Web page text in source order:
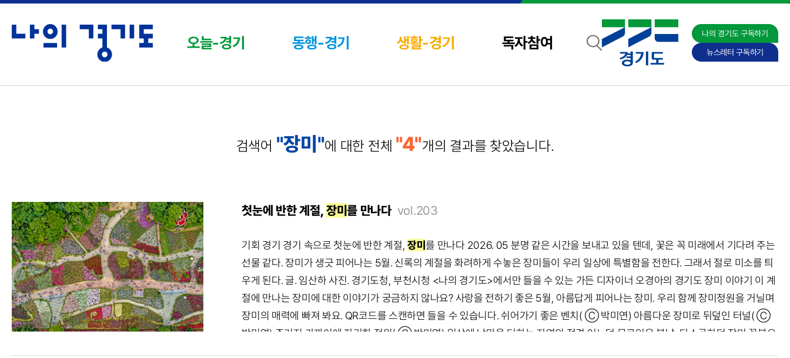
오늘-경기 동행-경기 생활-경기 독자참여
나의 경기도 구독하기
뉴스레터 구독하기
검색어 "장미"에 대한 전체 "4"개의 결과를 찾았습니다.
첫눈에 반한 계절, 장미를 만나다 vol.203
기회 경기 경기 속으로 첫눈에 반한 계절, 장미를 만나다 2026. 05 분명 같은 시간을 보내고 있을 텐데, 꽃은 꼭 미래에서 기다려 주는
선물 같다. 장미가 생긋 피어나는 5월. 신록의 계절을 화려하게 수놓은 장미들이 우리 일상에 특별함을 전한다. 그래서 절로 미소를 틔
우게 된다. 글. 임산하 사진. 경기도청, 부천시청 <나의 경기도>에서만 들을 수 있는 가든 디자이너 오경아의 경기도 장미 이야기 이 계
절에 만나는 장미에 대한 이야기가 궁금하지 않나요? 사랑을 전하기 좋은 5월, 아름답게 피어나는 장미. 우리 함께 장미정원을 거닐며
장미의 매력에 빠져 봐요. QR코드를 스캔하면 들을 수 있습니다. 쉬어가기 좋은 벤치( Ⓒ 박미연) 아름다운 장미로 뒤덮인 터널( Ⓒ
박미연) 주거지 가까이에 자리한 정원( Ⓒ 박미연) 일상에 낭만을 더하는 자연의 정경 어느덧 무르익은 봄날, 다소곳하던 장미 꽃봉오